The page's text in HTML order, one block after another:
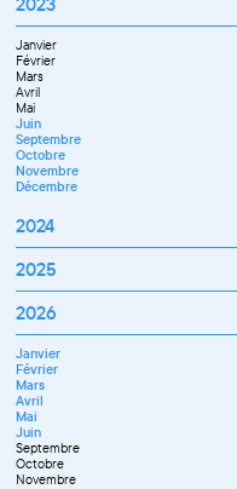
Décembre
Février
Mars
Avril
Mai
Juin
Juillet
Septembre
Octobre
Novembre
Décembre
Janvier
Février
Mars
Avril
Mai
Juin
Septembre
Octobre
Novembre
Décembre
2024
Janvier
Février
Mars
Avril
Juillet
Septembre
Novembre
Décembre
2025
Janvier
Février
Mars
Avril
Mai
Juin
Juillet
Septembre
Octobre
Novembre
Décembre
2026
Janvier
Février
Mars
Avril
Mai
Juin
Septembre
Octobre
Novembre